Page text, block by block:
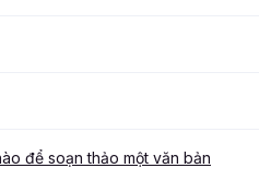
để soạn thảo một văn bản